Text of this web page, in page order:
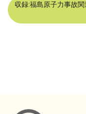
収録:福島原子力事故